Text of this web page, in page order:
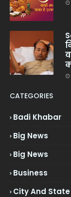
CATEGORIES
Badi Khabar
Big News
Big News
Business
City And State